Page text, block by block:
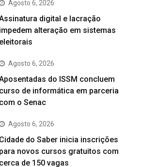
Agosto 6, 2026
digital e lacração
impedem alteração em sistemas
eleitorais
Agosto 6, 2026
do ISSM concluem
curso de informática em parceria
com o Senac
Agosto 6, 2026
Cidade do Saber inicia inscrições
para novos cursos gratuitos com
cerca de 150 vagas